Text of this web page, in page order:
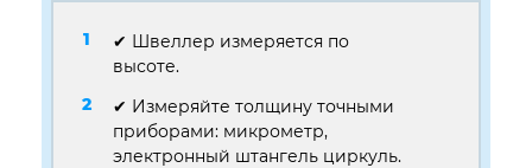
✔ Швеллер измеряется по
высоте.
✔ Измеряйте толщину точными
приборами: микрометр,
электронный штангель циркуль.